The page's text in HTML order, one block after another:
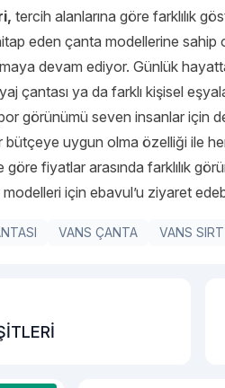
tercih alanlarına göre farklılık
eden çanta modellerine sahip
devam ediyor. Günlük
çantası ya da farklı kişisel
görünümü seven insanlar için
bütçeye uygun olma özelliği ile
fiyatlar arasında farklılık
için ebavul’u ziyaret
VANS ÇANTA VANS